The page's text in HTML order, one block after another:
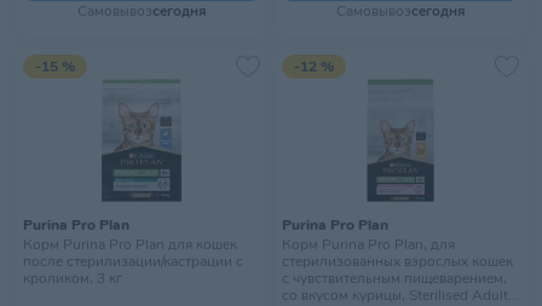
Самовывозсегодня Самовывозсегодня
-15 %
Purina Pro Plan
Корм Purina Pro Plan для кошек
после стерилизации/кастрации с
кроликом, 3 кг
-12 %
Purina Pro Plan
Корм Purina Pro Plan, для
стерилизованных взрослых кошек
с чувствительным пищеварением,
со вкусом курицы, Sterilised Adult